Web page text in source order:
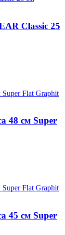
Classic 25
48 см Super
45 см Super